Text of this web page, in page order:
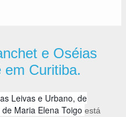
e Oséias
em Curitiba.
Leivas e Urbano, de
Maria Elena Toigo está